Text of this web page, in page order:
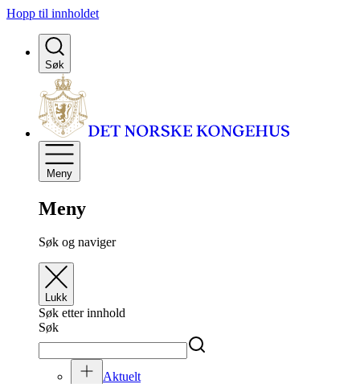
Hopp til innholdet
Søk
Meny
Meny
Søk og naviger
Lukk
Søk etter innhold
Søk
Aktuelt